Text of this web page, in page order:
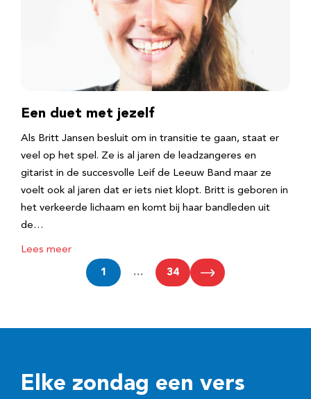
Een duet met jezelf
Als Britt Jansen besluit om in transitie te gaan, staat er
veel op het spel. Ze is al jaren de leadzangeres en
gitarist in de succesvolle Leif de Leeuw Band maar ze
voelt ook al jaren dat er iets niet klopt. Britt is geboren in
het verkeerde lichaam en komt bij haar bandleden uit
de…
Lees meer
1 … 34
Elke zondag een vers